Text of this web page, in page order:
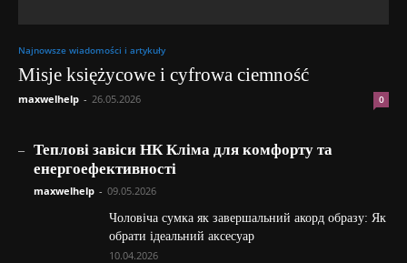
Najnowsze wiadomości i artykuły
Misje księżycowe i cyfrowa ciemność
maxwelhelp - 26.05.2026 0
Теплові завіси НК Кліма для комфорту та
енергоефективності
maxwelhelp - 09.05.2026
Чоловіча сумка як завершальний акорд образу: Як
обрати ідеальний аксесуар
10.04.2026